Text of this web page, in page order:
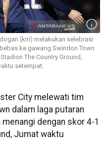
(kiri) melakukan selebrasi
ke gawang Swindon Town
The Country Ground,
setempat.
City melewati tim
dalam laga putaran
dengan skor 4-1
Jumat waktu